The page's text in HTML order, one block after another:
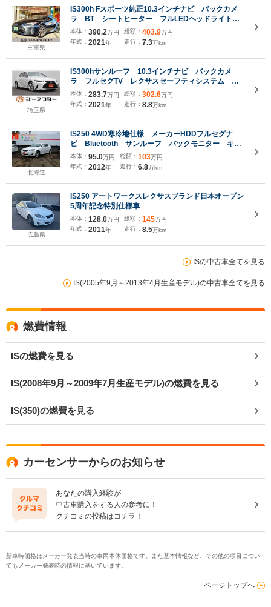
三重県
IS300h Fスポーツ純正10.3インチナビ バックカメ
ラ BT シートヒーター フルLEDヘッドライト
レーダークルコン 19インチAW パワーシート
ムーンルーフ レクサスセーフティ+
本体： 390.2万円
年式： 2021年
総額： 403.9万円
走行： 7.3万km
埼玉県
IS300hサンルーフ 10.3インチナビ バックカメ
ラ フルセグTV レクサスセーフティシステム ア
ダプティブクルーズコントロール 黒革シート パワ
ーシート シートヒーター BSM ETC USB入力
本体： 283.7万円
年式： 2021年
総額： 302.6万円
走行： 8.8万km
北海道
IS250 4WD寒冷地仕様 メーカーHDDフルセグナ
ビ Bluetooth サンルーフ バックモニター キセ
ノンライト ワイパーデアイサー パドルシフト シ
ートヒーター ビルトインETC スマートキー パワ
本体： 95.0万円
年式： 2012年
総額： 103万円
走行： 6.8万km
広島県
IS250 アートワークスレクサスブランド日本オープン
5周年記念特別仕様車
本体： 128.0万円
年式： 2011年
総額： 145万円
走行： 8.5万km
ISの中古車全てを見る
IS(2005年9月～2013年4月生産モデル)の中古車全てを見る
燃費情報
ISの燃費を見る
IS(2008年9月～2009年7月生産モデル)の燃費を見る
IS(350)の燃費を見る
カーセンサーからのお知らせ
あなたの購入経験が
中古車購入をする人の参考に！
クチコミの投稿はコチラ！
新車時価格はメーカー発表当時の車両本体価格です。また基本情報など、その他の項目につい
てもメーカー発表時の情報に基いています。
ページトップへ